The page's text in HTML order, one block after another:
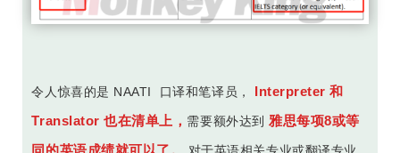
令人惊喜的是 NAATI 口译和笔译员，
Interpreter 和
Translator 也在清单上， 需要额外达到雅思每项8或等